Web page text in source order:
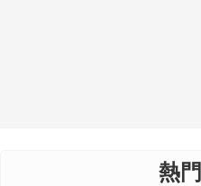
熱